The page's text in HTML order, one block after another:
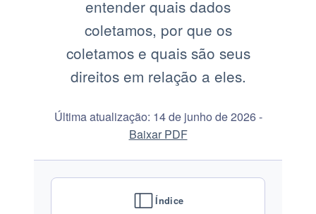
entender quais dados
coletamos, por que os
coletamos e quais são seus
direitos em relação a eles.
Última atualização: 14 de junho de 2026 -
Baixar PDF
Índice